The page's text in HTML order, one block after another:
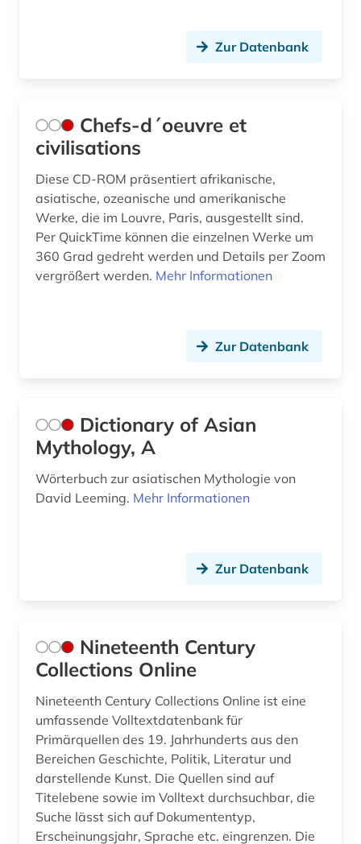
Zur Datenbank
Chefs-d´oeuvre et
civilisations
Diese CD-ROM präsentiert afrikanische,
asiatische, ozeanische und amerikanische
Werke, die im Louvre, Paris, ausgestellt sind.
Per QuickTime können die einzelnen Werke um
360 Grad gedreht werden und Details per Zoom
vergrößert werden. Mehr Informationen
Zur Datenbank
Dictionary of Asian
Mythology, A
Wörterbuch zur asiatischen Mythologie von
David Leeming. Mehr Informationen
Zur Datenbank
Nineteenth Century
Collections Online
Nineteenth Century Collections Online ist eine
umfassende Volltextdatenbank für
Primärquellen des 19. Jahrhunderts aus den
Bereichen Geschichte, Politik, Literatur und
darstellende Kunst. Die Quellen sind auf
Titelebene sowie im Volltext durchsuchbar, die
Suche lässt sich auf Dokumententyp,
Erscheinungsjahr, Sprache etc. eingrenzen. Die